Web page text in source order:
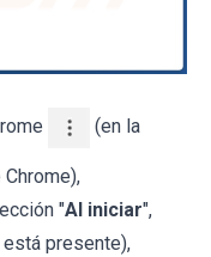
(en la
"Al iniciar",
presente),